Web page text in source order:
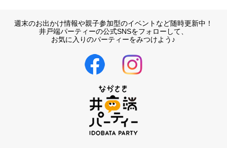
週末のお出かけ情報や親子参加型のイベントなど随時更新中！
井戸端パーティーの公式SNSをフォローして、
お気に入りのパーティーをみつけよう♪